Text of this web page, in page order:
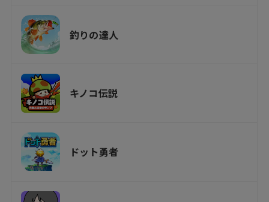
釣りの達人
キノコ伝説
ドット勇者